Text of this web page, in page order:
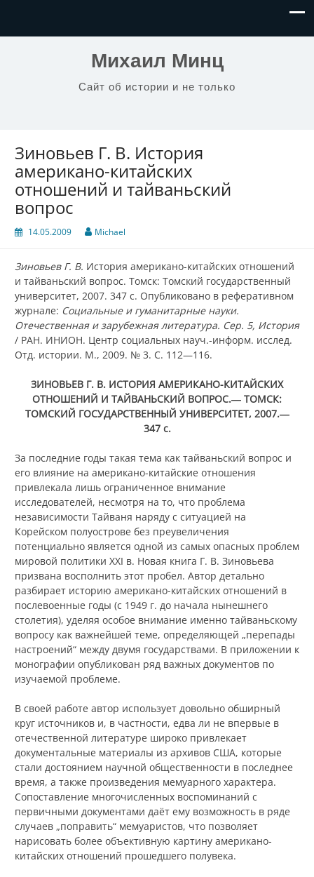
Михаил Минц
Сайт об истории и не только
Зиновьев Г. В. История
американо-китайских
отношений и тайваньский
вопрос
14.05.2009 Michael
Зиновьев Г. В. История американо-китайских отношений
и тайваньский вопрос. Томск: Томский государственный
университет, 2007. 347 с. Опубликовано в реферативном
журнале: Социальные и гуманитарные науки.
Отечественная и зарубежная литература. Сер. 5, История
/ РАН. ИНИОН. Центр социальных науч.-информ. исслед.
Отд. истории. М., 2009. № 3. С. 112—116.
ЗИНОВЬЕВ Г. В. ИСТОРИЯ АМЕРИКАНО-КИТАЙСКИХ
ОТНОШЕНИЙ И ТАЙВАНЬСКИЙ ВОПРОС.― ТОМСК:
ТОМСКИЙ ГОСУДАРСТВЕННЫЙ УНИВЕРСИТЕТ, 2007.―
347 с.
За последние годы такая тема как тайваньский вопрос и
его влияние на американо-китайские отношения
привлекала лишь ограниченное внимание
исследователей, несмотря на то, что проблема
независимости Тайваня наряду с ситуацией на
Корейском полуострове без преувеличения
потенциально является одной из самых опасных проблем
мировой политики XXI в. Новая книга Г. В. Зиновьева
призвана восполнить этот пробел. Автор детально
разбирает историю американо-китайских отношений в
послевоенные годы (с 1949 г. до начала нынешнего
столетия), уделяя особое внимание именно тайваньскому
вопросу как важнейшей теме, определяющей „перепады
настроений“ между двумя государствами. В приложении к
монографии опубликован ряд важных документов по
изучаемой проблеме.
В своей работе автор использует довольно обширный
круг источников и, в частности, едва ли не впервые в
отечественной литературе широко привлекает
документальные материалы из архивов США, которые
стали достоянием научной общественности в последнее
время, а также произведения мемуарного характера.
Сопоставление многочисленных воспоминаний с
первичными документами даёт ему возможность в ряде
случаев „поправить“ мемуаристов, что позволяет
нарисовать более объективную картину американо-
китайских отношений прошедшего полувека.